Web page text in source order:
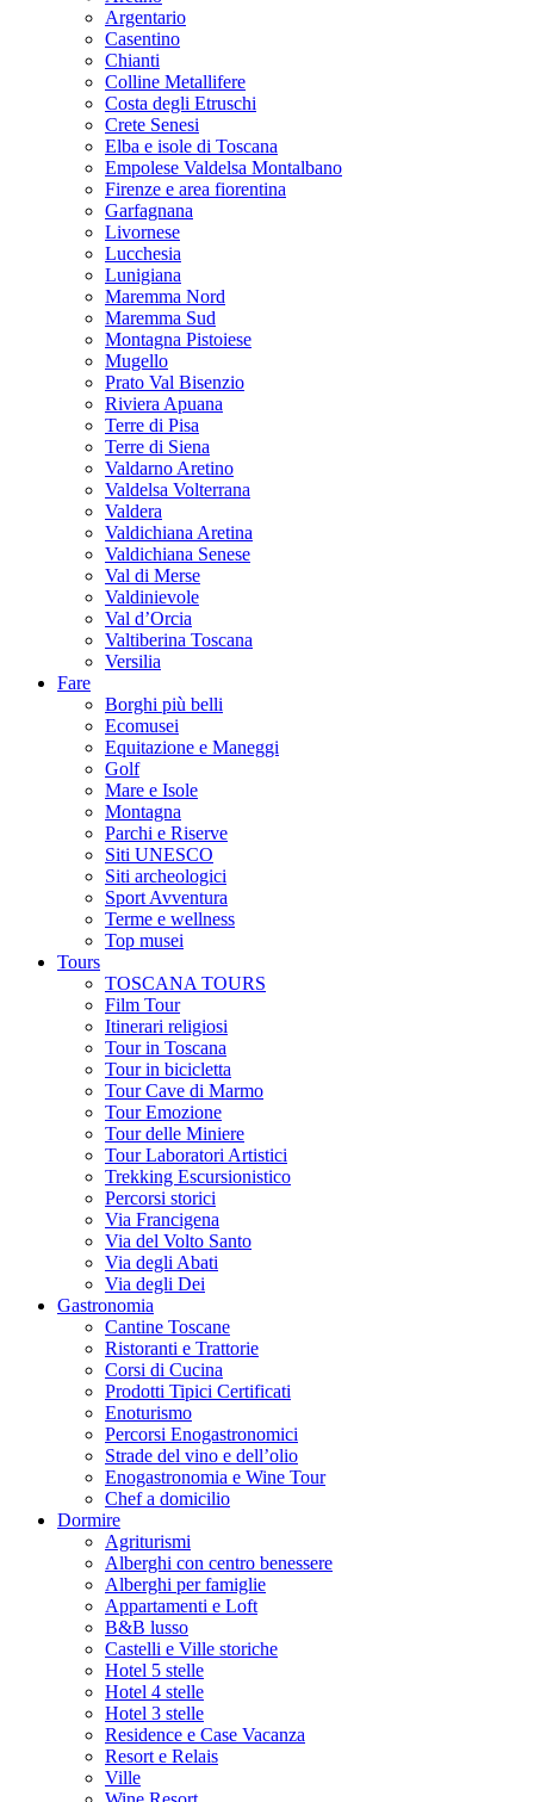
Argentario
Casentino
Chianti
Colline Metallifere
Costa degli Etruschi
Crete Senesi
Elba e isole di Toscana
Empolese Valdelsa Montalbano
Firenze e area fiorentina
Garfagnana
Livornese
Lucchesia
Lunigiana
Maremma Nord
Maremma Sud
Montagna Pistoiese
Mugello
Prato Val Bisenzio
Riviera Apuana
Terre di Pisa
Terre di Siena
Valdarno Aretino
Valdelsa Volterrana
Valdera
Valdichiana Aretina
Valdichiana Senese
Val di Merse
Valdinievole
Val d’Orcia
Valtiberina Toscana
Versilia
Fare
Borghi più belli
Ecomusei
Equitazione e Maneggi
Golf
Mare e Isole
Montagna
Parchi e Riserve
Siti UNESCO
Siti archeologici
Sport Avventura
Terme e wellness
Top musei
Tours
TOSCANA TOURS
Film Tour
Itinerari religiosi
Tour in Toscana
Tour in bicicletta
Tour Cave di Marmo
Tour Emozione
Tour delle Miniere
Tour Laboratori Artistici
Trekking Escursionistico
Percorsi storici
Via Francigena
Via del Volto Santo
Via degli Abati
Via degli Dei
Gastronomia
Cantine Toscane
Ristoranti e Trattorie
Corsi di Cucina
Prodotti Tipici Certificati
Enoturismo
Percorsi Enogastronomici
Strade del vino e dell’olio
Enogastronomia e Wine Tour
Chef a domicilio
Dormire
Agriturismi
Alberghi con centro benessere
Alberghi per famiglie
Appartamenti e Loft
B&B lusso
Castelli e Ville storiche
Hotel 5 stelle
Hotel 4 stelle
Hotel 3 stelle
Residence e Case Vacanza
Resort e Relais
Ville